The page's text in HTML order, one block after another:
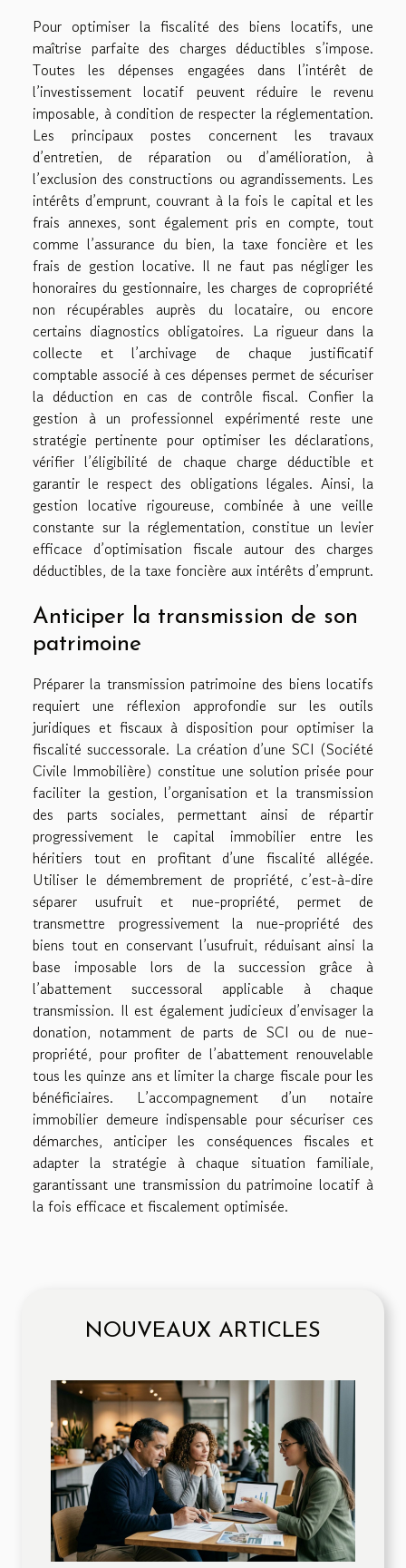
Pour optimiser la fiscalité des biens locatifs, une
maîtrise parfaite des charges déductibles s’impose.
Toutes les dépenses engagées dans l’intérêt de
l’investissement locatif peuvent réduire le revenu
imposable, à condition de respecter la réglementation.
Les principaux postes concernent les travaux
d’entretien, de réparation ou d’amélioration, à
l’exclusion des constructions ou agrandissements. Les
intérêts d’emprunt, couvrant à la fois le capital et les
frais annexes, sont également pris en compte, tout
comme l’assurance du bien, la taxe foncière et les
frais de gestion locative. Il ne faut pas négliger les
honoraires du gestionnaire, les charges de copropriété
non récupérables auprès du locataire, ou encore
certains diagnostics obligatoires. La rigueur dans la
collecte et l’archivage de chaque justificatif
comptable associé à ces dépenses permet de sécuriser
la déduction en cas de contrôle fiscal. Confier la
gestion à un professionnel expérimenté reste une
stratégie pertinente pour optimiser les déclarations,
vérifier l’éligibilité de chaque charge déductible et
garantir le respect des obligations légales. Ainsi, la
gestion locative rigoureuse, combinée à une veille
constante sur la réglementation, constitue un levier
efficace d’optimisation fiscale autour des charges
déductibles, de la taxe foncière aux intérêts d’emprunt.
Anticiper la transmission de son
patrimoine
Préparer la transmission patrimoine des biens locatifs
requiert une réflexion approfondie sur les outils
juridiques et fiscaux à disposition pour optimiser la
fiscalité successorale. La création d’une SCI (Société
Civile Immobilière) constitue une solution prisée pour
faciliter la gestion, l’organisation et la transmission
des parts sociales, permettant ainsi de répartir
progressivement le capital immobilier entre les
héritiers tout en profitant d’une fiscalité allégée.
Utiliser le démembrement de propriété, c’est-à-dire
séparer usufruit et nue-propriété, permet de
transmettre progressivement la nue-propriété des
biens tout en conservant l’usufruit, réduisant ainsi la
base imposable lors de la succession grâce à
l’abattement successoral applicable à chaque
transmission. Il est également judicieux d’envisager la
donation, notamment de parts de SCI ou de nue-
propriété, pour profiter de l’abattement renouvelable
tous les quinze ans et limiter la charge fiscale pour les
bénéficiaires. L’accompagnement d’un notaire
immobilier demeure indispensable pour sécuriser ces
démarches, anticiper les conséquences fiscales et
adapter la stratégie à chaque situation familiale,
garantissant une transmission du patrimoine locatif à
la fois efficace et fiscalement optimisée.
NOUVEAUX ARTICLES